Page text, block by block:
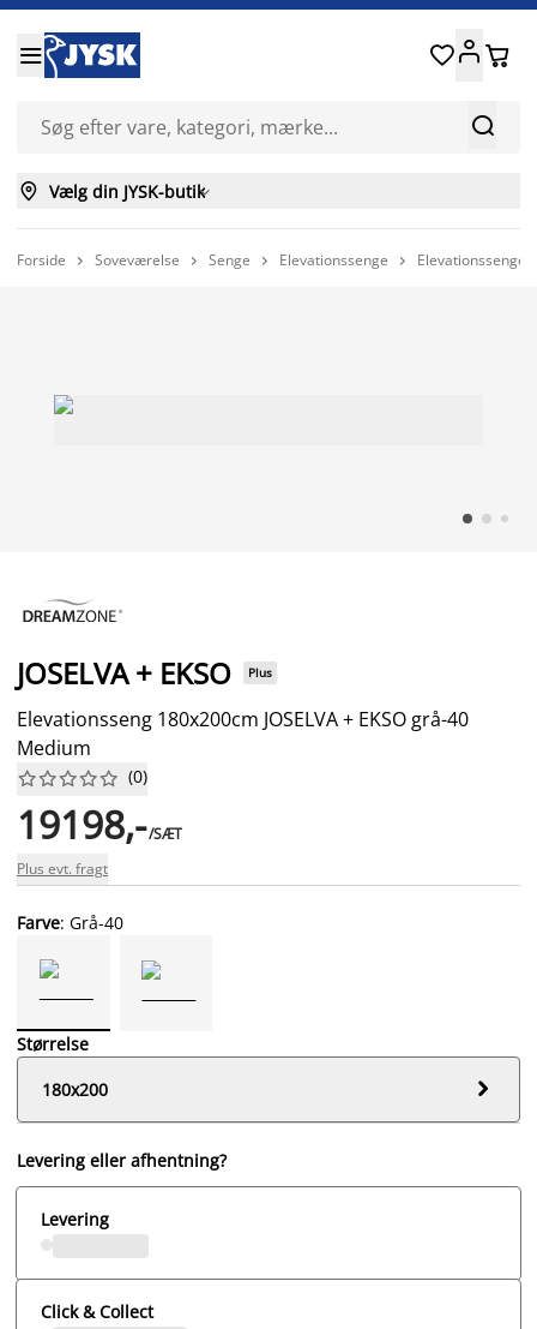


 
 Vælg din JYSK-butik
Forside  Soveværelse  Senge  Elevationssenge  Elevationssenge
JOSELVA + EKSO Plus
Elevationsseng 180x200cm JOSELVA + EKSO grå-40
Medium





 (0)
19198,-/SÆT
Plus evt. fragt
Farve: Grå-40
Størrelse
180x200

Levering eller afhentning?
Levering
Click & Collect